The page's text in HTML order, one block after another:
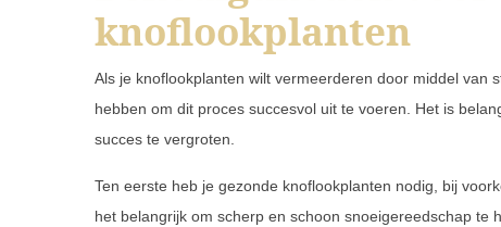
knoflookplanten
Als je knoflookplanten wilt vermeerderen door middel van
hebben om dit proces succesvol uit te voeren. Het is
succes te vergroten.
Ten eerste heb je gezonde knoflookplanten nodig, bij
het belangrijk om scherp en schoon snoeigereedschap